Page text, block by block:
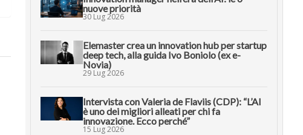
nuove priorità
30 Lug 2026
Elemaster crea un innovation hub per startup
deep tech, alla guida Ivo Boniolo (ex e-
Novia)
29 Lug 2026
Intervista con Valeria de Flaviis (CDP): “L’AI
è uno dei migliori alleati per chi fa
innovazione. Ecco perché”
15 Lug 2026